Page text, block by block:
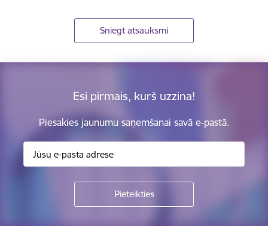
Sniegt atsauksmi
Esi pirmais, kurš uzzina!
Piesakies jaunumu saņemšanai savā e-pastā.